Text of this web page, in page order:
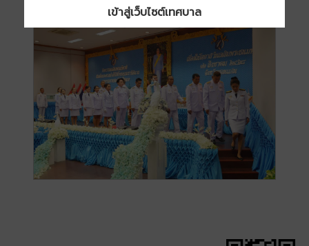
เข้าสู่เว็บไซต์เทศบาล